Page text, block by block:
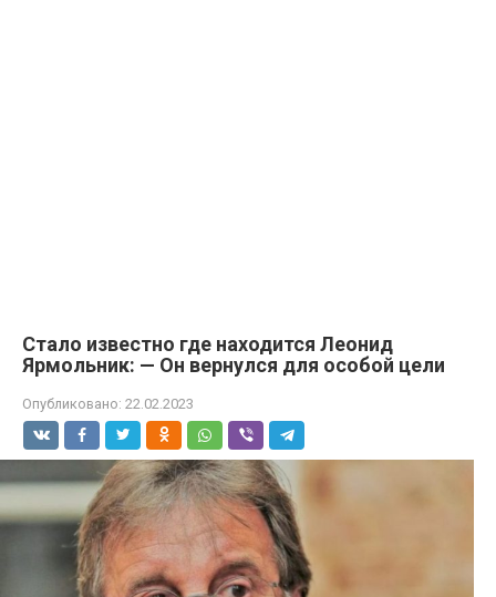
Стало известно где находится Леонид
Ярмольник: — Он вернулся для особой цели
Опубликовано: 22.02.2023